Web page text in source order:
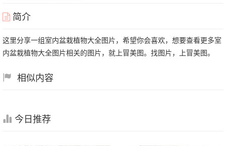
简介
这里分享一组室内盆栽植物大全图片，希望你会喜欢，想要查看更多室
内盆栽植物大全图片相关的图片，就上冒美图。找图片，上冒美图。
相似内容
今日推荐